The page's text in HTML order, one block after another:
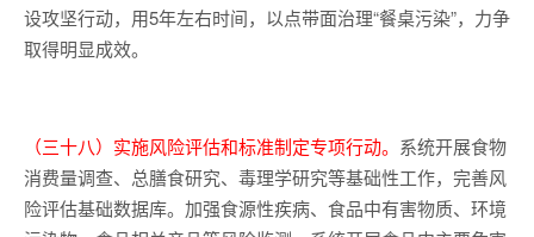
设攻坚行动，用5年左右时间，以点带面治理“餐桌污染”，力争
取得明显成效。
（三十八）实施风险评估和标准制定专项行动。 系统开展食物
消费量调查、总膳食研究、毒理学研究等基础性工作，完善风
险评估基础数据库。加强食源性疾病、食品中有害物质、环境